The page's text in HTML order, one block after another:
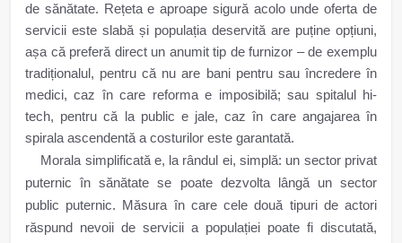
de sănătate. Rețeta e aproape sigură acolo unde oferta de
servicii este slabă și populația deservită are puține opțiuni,
așa că preferă direct un anumit tip de furnizor – de exemplu
tradiționalul, pentru că nu are bani pentru sau încredere în
medici, caz în care reforma e imposibilă; sau spitalul hi-
tech, pentru că la public e jale, caz în care angajarea în
spirala ascendentă a costurilor este garantată.
Morala simplificată e, la rândul ei, simplă: un sector privat
puternic în sănătate se poate dezvolta lângă un sector
public puternic. Măsura în care cele două tipuri de actori
răspund nevoii de servicii a populației poate fi discutată,